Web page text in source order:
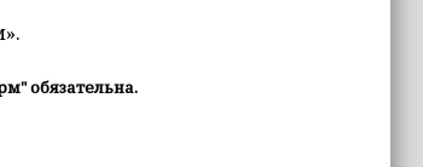
обязательна.